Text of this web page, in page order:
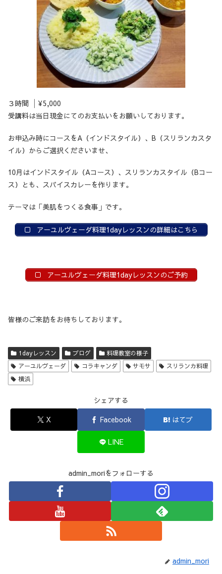
３時間 │¥5,000
受講料は当日現金にてのお支払いをお願いしております。
お申込み時にコースをA（インドスタイル）、B（スリランカスタ
イル）からご選択くださいませ、
10月はインドスタイル（Aコース）、スリランカスタイル（Bコー
ス）とも、スパイスカレーを作ります。
テーマは「美肌をつくる食事」です。
アーユルヴェーダ料理1dayレッスンの詳細はこちら
アーユルヴェーダ料理1dayレッスンのご予約
皆様のご来訪をお待ちしております。
1dayレッスン ブログ
料理教室の様子
アーユルヴェーダ
コラキャンダ サモサ
スリランカ料理
横浜
シェアする
X
Facebook はてブ
LINE
admin_moriをフォローする
admin_mori